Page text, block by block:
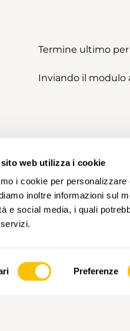
web utilizza i cookie
i cookie per
inoltre informazioni sul
e social media, i quali
Preferenze
Termine ultimo per
Inviando il modulo